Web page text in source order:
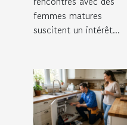
transforment
les relations
femmes matures
suscitent un intérêt...